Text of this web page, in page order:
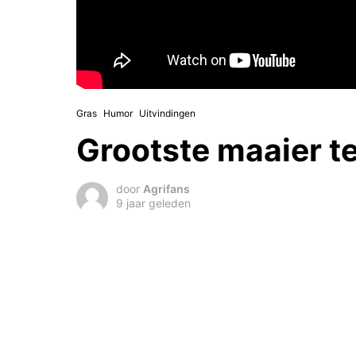
Gras Humor Uitvindingen
Grootste maaier
door Agrifans
9 jaar geleden